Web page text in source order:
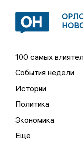
100 самых
События недели
Истории
Политика
Экономика